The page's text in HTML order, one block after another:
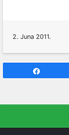
2. Juna 2011.